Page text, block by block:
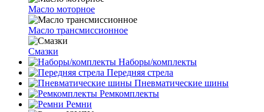
Масло моторное
Масло трансмиссионное
Смазки
Наборы/комплекты
Передняя стрела
Пневматические шины
Ремкомплекты
Ремни